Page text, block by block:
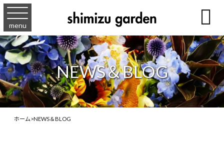
menu 
NEWS＆BLOG
ホーム>NEWS＆BLOG